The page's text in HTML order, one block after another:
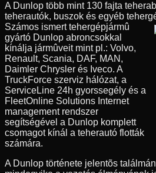
A Dunlop több mint 130 fajta
teherautók, buszok és egyéb
Számos ismert tehergépjármû
gyártó Dunlop abroncsokkal
kínálja jármûveit mint pl.: Volvo,
Renault, Scania, DAF, MAN,
Daimler Chrysler és Iveco. A
TruckForce szerviz hálózat, a
ServiceLine 24h gyorssegély és a
FleetOnline Solutions Internet
management rendszer
segítségével a Dunlop komplett
csomagot kínál a teherautó flották
számára.
A Dunlop története jelentõs